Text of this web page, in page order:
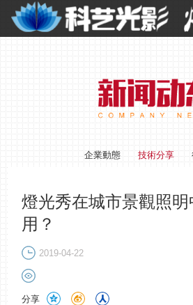
企業動態 技術分享
燈光秀在城市景觀照
用？
2019-04-22
分享